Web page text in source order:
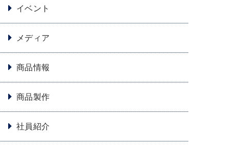
イベント
メディア
商品情報
商品製作
社員紹介